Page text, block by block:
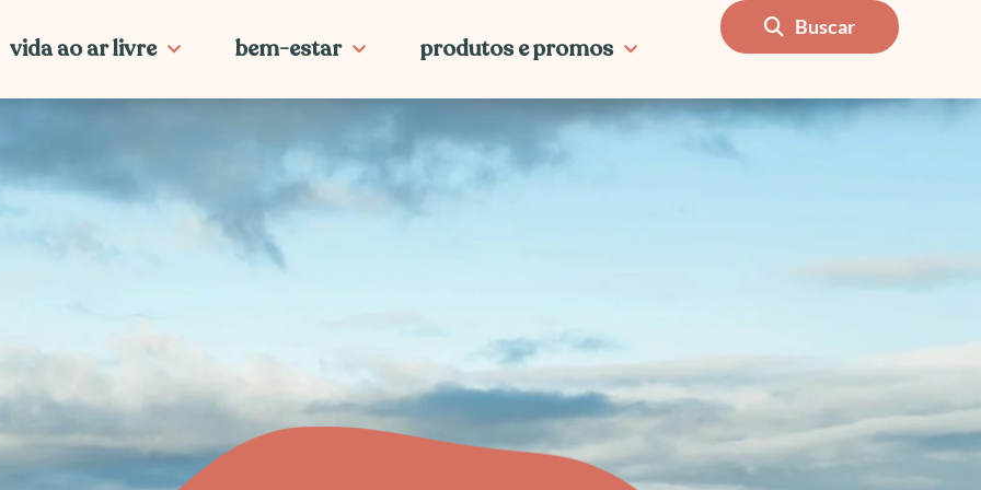
vida ao ar livre bem-estar produtos e promos
Buscar